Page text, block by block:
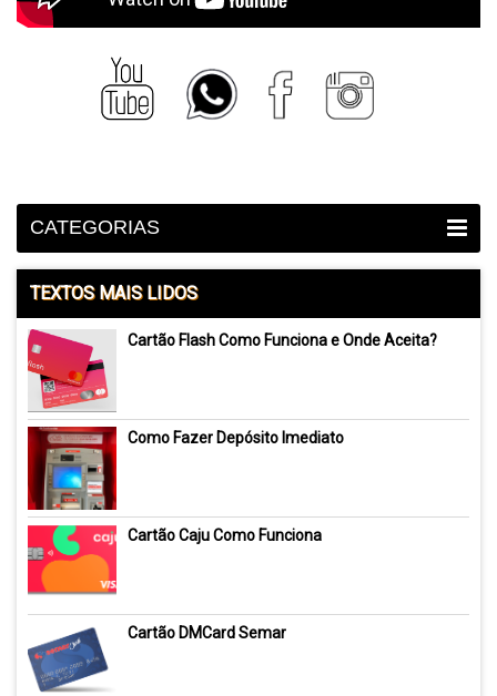
CATEGORIAS
TEXTOS MAIS LIDOS
Cartão Flash Como Funciona e Onde Aceita?
Como Fazer Depósito Imediato
Cartão Caju Como Funciona
Cartão DMCard Semar